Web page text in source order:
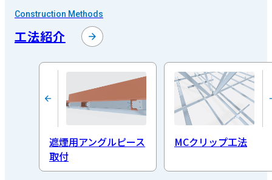
Construction Methods
工法紹介
遮煙用アングルピース
取付
MCクリップ工法